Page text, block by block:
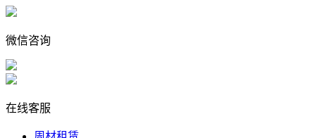
微信咨询
在线客服